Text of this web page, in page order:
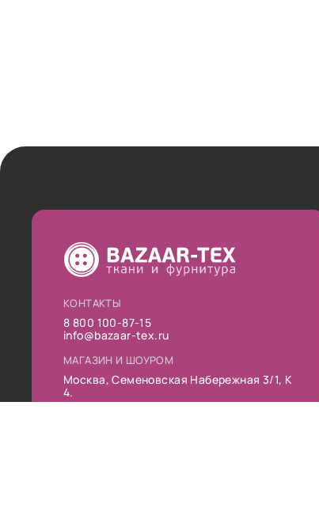
КОНТАКТЫ
8 800 100-87-15
info@bazaar-tex.ru
МАГАЗИН И ШОУРОМ
Москва, Семеновская Набережная 3/1, К
4.